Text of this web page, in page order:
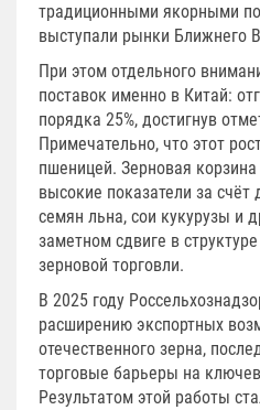
традиционными якорными
выступали рынки Ближнего
При этом отдельного
поставок именно в Китай:
порядка 25%, достигнув
Примечательно, что этот
пшеницей. Зерновая
высокие показатели за счёт
семян льна, сои кукурузы и
заметном сдвиге в
зерновой торговли.
В 2025 году
расширению экспортных
отечественного зерна,
торговые барьеры на
Результатом этой работы